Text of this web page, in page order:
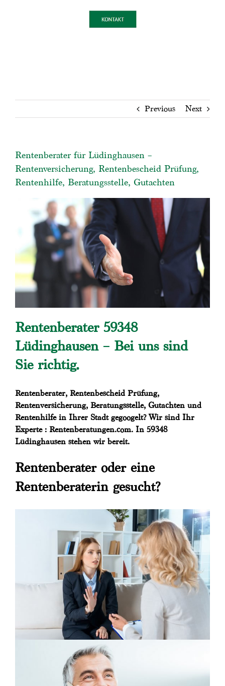
Previous Next
Rentenberater für Lüdinghausen –
Rentenversicherung, Rentenbescheid Prüfung,
Rentenhilfe, Beratungsstelle, Gutachten
Rentenberater 59348
Lüdinghausen – Bei uns sind
Sie richtig.
Rentenberater, Rentenbescheid Prüfung,
Rentenversicherung, Beratungsstelle, Gutachten und
Rentenhilfe in Ihrer Stadt gegoogelt? Wir sind Ihr
Experte : Rentenberatungen.com. In 59348
Lüdinghausen stehen wir bereit.
Rentenberater oder eine
Rentenberaterin gesucht?